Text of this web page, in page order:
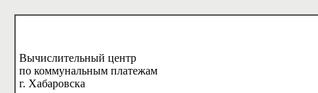
Вычислительный центр
по коммунальным платежам
г. Хабаровска